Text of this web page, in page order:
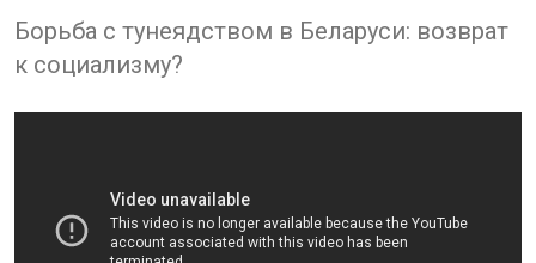
Борьба с тунеядством в Беларуси: возврат
к социализму?